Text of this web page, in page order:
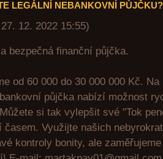
LEGÁLNÍ NEBANKOVNÍ PŮJČKU?
27. 12. 2022 15:55)
bezpečná finanční půjčka.
od 60 000 do 30 000 000 Kč.
půjčka nabízí možnost
si tak vylepšit své "Tok
časem. Využijte našich
kontroly bonity, ale